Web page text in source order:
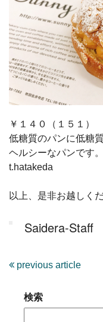
￥１４０（１５１）
低糖質のパンに低糖
ヘルシーなパンです。
t.hatakeda
以上、是非お越しく
Saidera-Staff
previous article
検索